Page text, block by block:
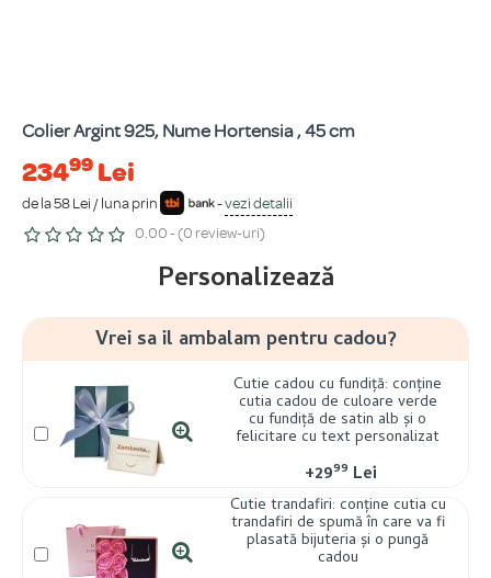
Colier Argint 925, Nume Hortensia , 45 cm
23499 Lei
de la 58 Lei / luna prin -vezi detalii
0.00 - (0 review-uri)
Personalizează
Vrei sa il ambalam pentru cadou?
Cutie cadou cu fundiță: conține
cutia cadou de culoare verde
cu fundiță de satin alb și o
felicitare cu text personalizat
+2999 Lei
Cutie trandafiri: conține cutia cu
trandafiri de spumă în care va fi
plasată bijuteria și o pungă
cadou